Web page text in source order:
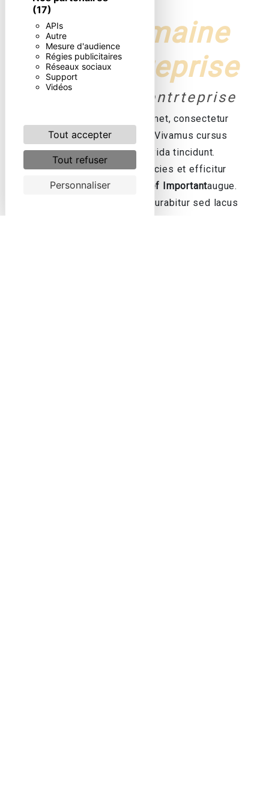
(17)
APIs
Autre
Mesure d'audience
Régies publicitaires
Réseaux sociaux
Support
Vidéos
Tout accepter
Tout refuser
Personnaliser
H2 - Domaine
de l'entrteprise
H3 - Nom de l'entrteprise
Lorem ipsum dolor sit amet, consectetur
Mot_clef Important
elit. Vivamus cursus
ligula quis lectus gravida tincidunt.
Phasellus mi ligula, ultricies et efficitur
vitae, finibus quis
Mot_clef Importantaugue.
Donec et egestas libero. Curabitur sed lacus
urna. Nulla facilisi. Etiam ultrices eros nec